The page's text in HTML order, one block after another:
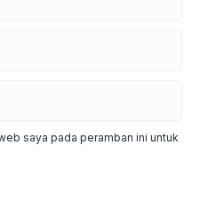
saya pada peramban ini untuk